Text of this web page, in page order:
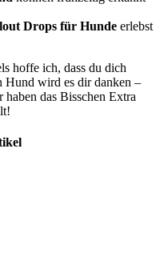
Drops für Hunde erlebst
hoffe ich, dass du dich
Hund wird es dir danken –
das Bisschen Extra